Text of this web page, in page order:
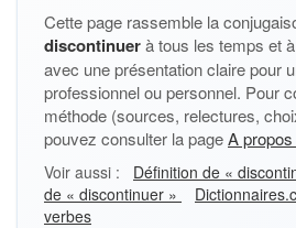
Cette page rassemble la
discontinuerà tous les temps et
avec une présentation claire pour
professionnel ou personnel. Pour
méthode (sources, relectures,
pouvez consulter la pageA
Voir aussi : Définition de «
de « discontinuer »
verbes